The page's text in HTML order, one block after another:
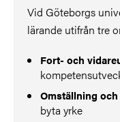
Vid Göteborgs
lärande utifrån tre
Fort- och
Omställning
byta yrke